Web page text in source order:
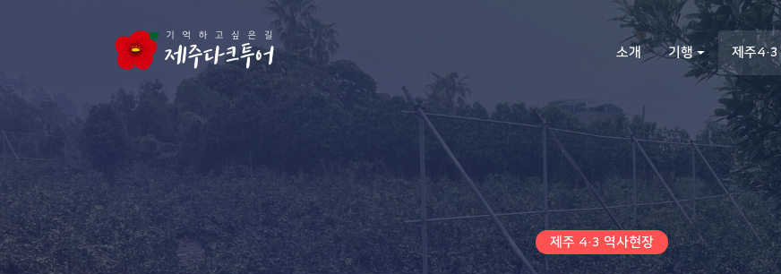
소개 기행 제주4·3
제주 4·3 역사현장